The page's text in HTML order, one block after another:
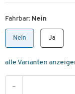
Fahrbar: Nein
Nein Ja
alle Varianten
-